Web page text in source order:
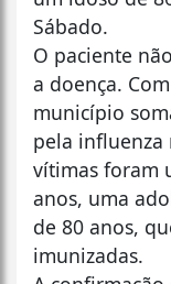
Sábado.
O paciente
a doença.
município
pela influenza
vítimas foram
anos, uma
de 80 anos,
imunizadas.